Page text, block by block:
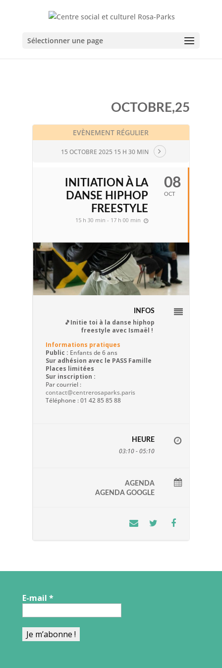
Sélectionner une page
OCTOBRE,25
EVÈNEMENT RÉGULIER
15 OCTOBRE 2025 15 H 30 MIN
08
OCT
INITIATION À LA
DANSE HIPHOP
FREESTYLE
15 h 30 min - 17 h 00 min
INFOS
🎵Initie toi à la danse hiphop
freestyle avec Ismaël !
Informations pratiques
Public : Enfants de 6 ans
Sur adhésion avec le PASS Famille
Places limitées
Sur inscription :
Par courriel :
contact@centrerosaparks.paris
Téléphone : 01 42 85 85 88
HEURE
03:10 - 05:10
AGENDA
AGENDA GOOGLE
E-mail *